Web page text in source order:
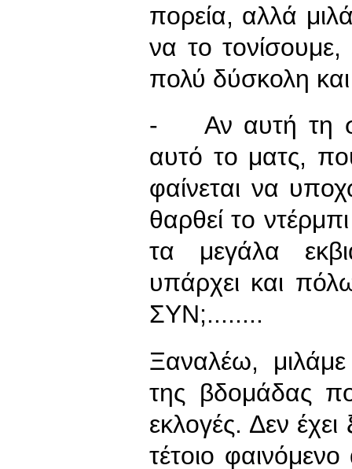
πορεία, αλλά
να το
πολύ δύσκολη
- Αν αυτή τη
αυτό το ματς,
φαίνεται να
θαρθεί το
τα μεγάλα
υπάρχει και
ΣΥΝ;........
Ξαναλέω,
της βδομάδας
εκλογές. Δεν
τέτοιο